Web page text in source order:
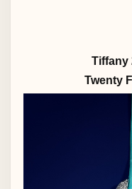
Tiffany
Twenty